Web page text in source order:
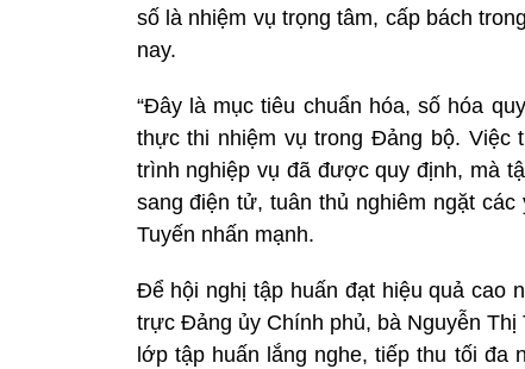
số là nhiệm vụ trọng tâm, cấp bách
nay.
“Đây là mục tiêu chuẩn hóa, số hóa
thực thi nhiệm vụ trong Đảng bộ. Việc
trình nghiệp vụ đã được quy định, mà
sang điện tử, tuân thủ nghiêm ngặt
Tuyến nhấn mạnh.
Để hội nghị tập huấn đạt hiệu quả cao
trực Đảng ủy Chính phủ, bà Nguyễn
lớp tập huấn lắng nghe, tiếp thu tối đa